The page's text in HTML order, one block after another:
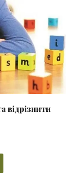
відрізнити